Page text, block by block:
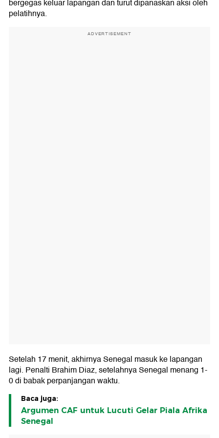
bergegas keluar lapangan dan turut dipanaskan aksi oleh
pelatihnya.
ADVERTISEMENT
Setelah 17 menit, akhirnya Senegal masuk ke lapangan
lagi. Penalti Brahim Diaz, setelahnya Senegal menang 1-
0 di babak perpanjangan waktu.
Baca juga:
Argumen CAF untuk Lucuti Gelar Piala Afrika
Senegal